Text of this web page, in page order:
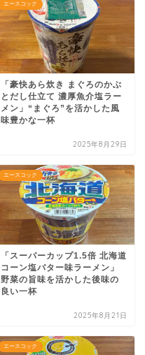
エースコック
「豪快あら炊き まぐろのかぶ
とだし仕立て 濃厚魚介塩ラー
メン」“まぐろ”を活かした風
味豊かな一杯
2025年8月29日
エースコック
「スーパーカップ1.5倍 北海道
コーン塩バター味ラーメン」
野菜の旨味を活かした後味の
良い一杯
2025年8月21日
エースコック